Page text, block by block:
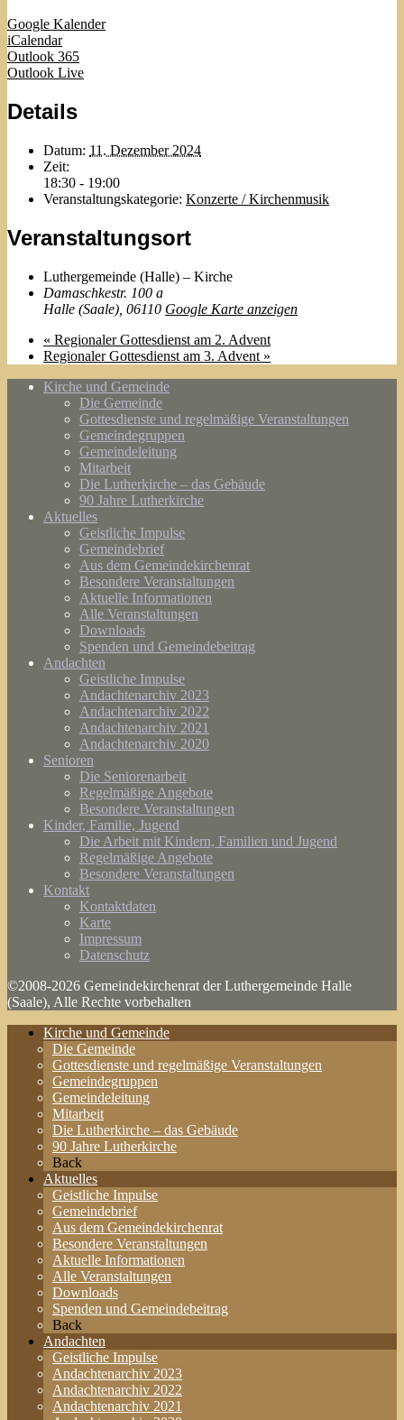
Google Kalender
iCalendar
Outlook 365
Outlook Live
Details
Datum: 11. Dezember 2024
Zeit:
18:30 - 19:00
Veranstaltungskategorie: Konzerte / Kirchenmusik
Veranstaltungsort
Luthergemeinde (Halle) – Kirche
Damaschkestr. 100 a
Halle (Saale) 06110 Google Karte anzeigen
« Regionaler Gottesdienst am 2. Advent
Regionaler Gottesdienst am 3. Advent »
Kirche und Gemeinde
Die Gemeinde
Gottesdienste und regelmäßige Veranstaltungen
Gemeindegruppen
Gemeindeleitung
Mitarbeit
Die Lutherkirche – das Gebäude
90 Jahre Lutherkirche
Aktuelles
Geistliche Impulse
Gemeindebrief
Aus dem Gemeindekirchenrat
Besondere Veranstaltungen
Aktuelle Informationen
Alle Veranstaltungen
Downloads
Spenden und Gemeindebeitrag
Andachten
Geistliche Impulse
Andachtenarchiv 2023
Andachtenarchiv 2022
Andachtenarchiv 2021
Andachtenarchiv 2020
Senioren
Die Seniorenarbeit
Regelmäßige Angebote
Besondere Veranstaltungen
Kinder, Familie, Jugend
Die Arbeit mit Kindern, Familien und Jugend
Regelmäßige Angebote
Besondere Veranstaltungen
Kontakt
Kontaktdaten
Karte
Impressum
Datenschutz
©2008-2026 Gemeindekirchenrat der Luthergemeinde Halle
(Saale), Alle Rechte vorbehalten
Kirche und Gemeinde
Die Gemeinde
Gottesdienste und regelmäßige Veranstaltungen
Gemeindegruppen
Gemeindeleitung
Mitarbeit
Die Lutherkirche – das Gebäude
90 Jahre Lutherkirche
Back
Aktuelles
Geistliche Impulse
Gemeindebrief
Aus dem Gemeindekirchenrat
Besondere Veranstaltungen
Aktuelle Informationen
Alle Veranstaltungen
Downloads
Spenden und Gemeindebeitrag
Back
Andachten
Geistliche Impulse
Andachtenarchiv 2023
Andachtenarchiv 2022
Andachtenarchiv 2021